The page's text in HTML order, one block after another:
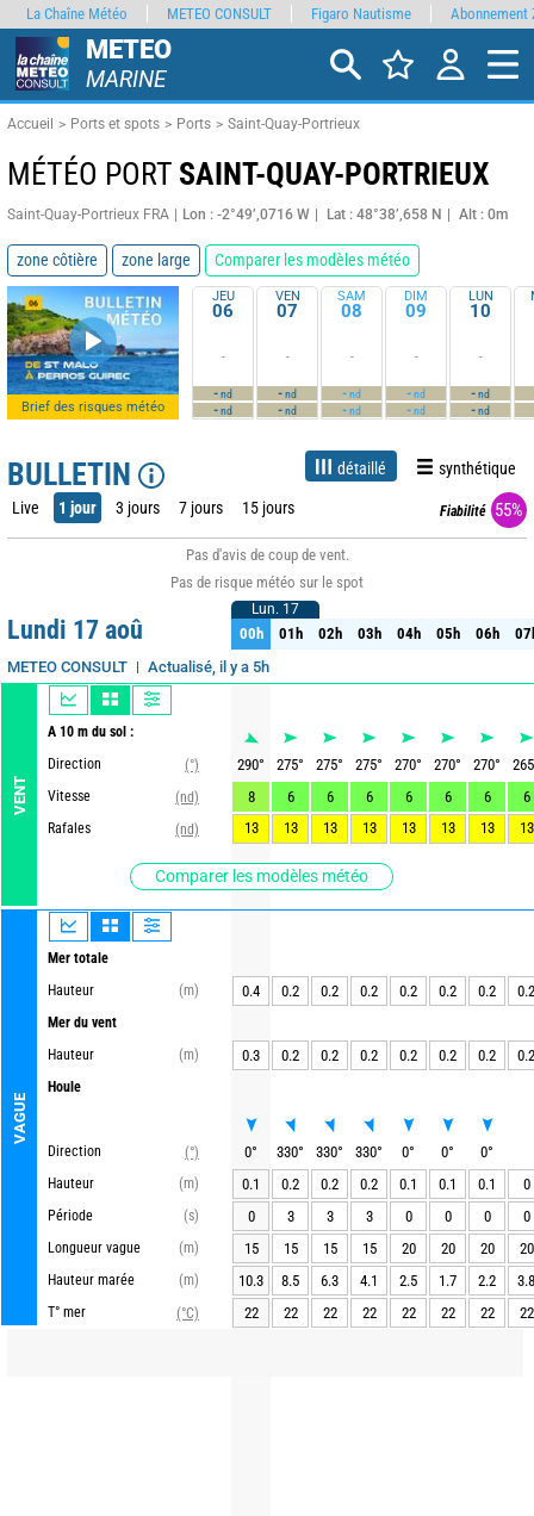
METEO
MARINE
Accueil Ports et spots Ports Saint-Quay-Portrieux
MÉTÉO PORT SAINT-QUAY-PORTRIEUX
Saint-Quay-Portrieux FRA Lon : -2°49’,0716 W Lat : 48°38’,658 N Alt : 0m
zone côtière zone large Comparer les modèles météo
Brief des risques météo
JEU
06
-
-nd
-nd
VEN
07
-
-nd
-nd
SAM
08
-
-nd
-nd
DIM
09
-
-nd
-nd
LUN
10
-
-nd
-nd
BULLETIN détaillé synthétique
Live 1 jour 3 jours 7 jours 15 jours Fiabilité 55%
Pas d'avis de coup de vent.
Pas de risque météo sur le spot
Lundi 17 aoû
METEO CONSULT Actualisé, il y a 5h
VENT
A 10 m du sol :
Direction
(°)
Vitesse
(nd)
Rafales
(nd)
Comparer les modèles météo
VAGUE
Mer totale
Hauteur
(m)
Mer du vent
Hauteur
(m)
Houle
Direction
(°)
Hauteur
(m)
Période
(s)
Longueur vague
(m)
Hauteur marée
(m)
T° mer
(°C)
Lun. 17
00h 01h 02h 03h 04h 05h 06h
Lun. 17
00h 01h 02h 03h 04h 05h 06h
290° 275° 275° 275° 270° 270° 270°
265
8
6 6 6 6 6 6
6
13
13 13 13 13 13 13 13
0.4 0.2 0.2 0.2 0.2 0.2 0.2 0.2
0.3 0.2 0.2 0.2 0.2 0.2 0.2 0.2
0° 330° 330° 330° 0° 0° 0°
0.1
0.2 0.2 0.2 0.1 0.1 0.1
0
0
3 3 3 0 0 0
0
15
15 15 15 20 20 20
20
10.3
8.5 6.3 4.1 2.5 1.7 2.2
3.8
22
22 22 22 22 22 22 22
La Chaîne Météo METEO CONSULT Figaro Nautisme Abonnement